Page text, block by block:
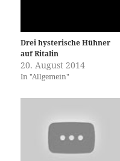
Drei hysterische Hühner
auf Ritalin
20. August 2014
In "Allgemein"